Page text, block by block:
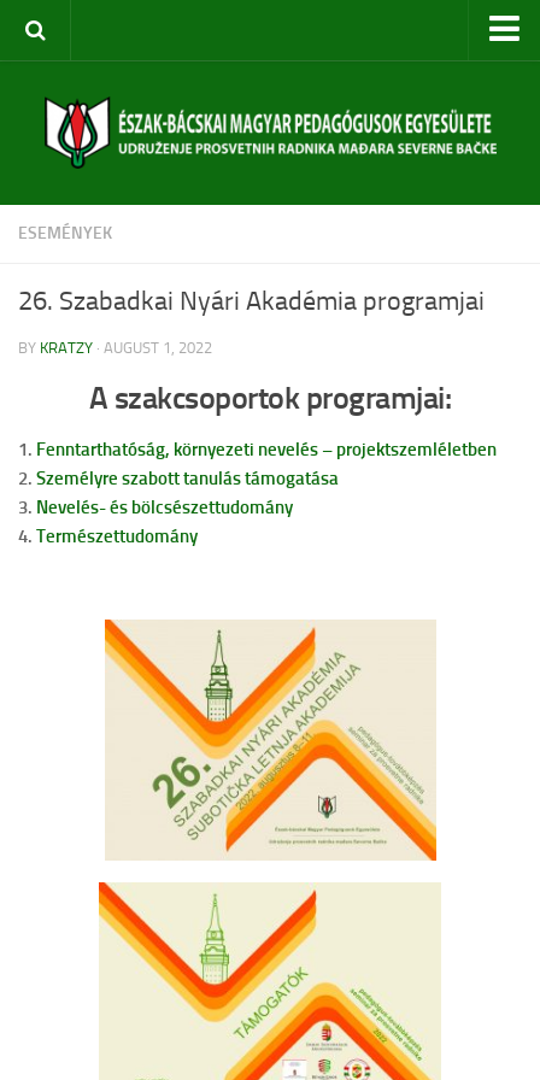
Rólunk
Egyesület bemutatása
Szervezeti felépítés
Évi terv
Szabadkai Nyári Akadémia
Pedagógusképzések
Diákversenyek
Táborok
Egyéb események
Pedagógusbál
Általános Iskolások Művészeti Vetélkedője
Észak-bácskai Tehetségpont
Honismereti verseny
Himnusz – Szózat szavalóverseny
Erasmus +
Köznevelési együttműködés a digitális módszerek és eszközök
használatának támogatására Magyarországon és a szomszédos
országokban – A projekt azonosító száma: 2023-2-HU01-KA220-
OktOpusz Kárpát-medencei oktatásszakmai műhely fejlesztése és
működtetése (2023-1-HU01-KA220-SCH-000152750)
ESEMÉNYEK
26. Szabadkai Nyári Akadémia programjai
BY KRATZY · AUGUST 1, 2022
A szakcsoportok programjai:
1. Fenntarthatóság, környezeti nevelés – projektszemléletben
2. Személyre szabott tanulás támogatása
3. Nevelés- és bölcsészettudomány
4. Természettudomány